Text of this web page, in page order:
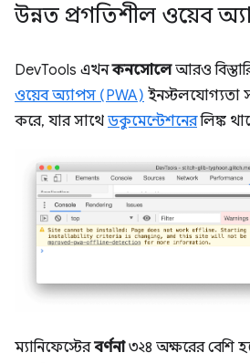
উন্নত প্রগতিশীল ওয়েব
DevTools এখনকনসোলেআরও
ওয়েব অ্যাপস (PWA) ইনস্টলযোগ্যতা
করে, যার সাথে ডকুমেন্টেশনেরলিঙ্ক
ম্যানিফেস্টেরবর্ণনা৩২৪ অক্ষরের বেশি